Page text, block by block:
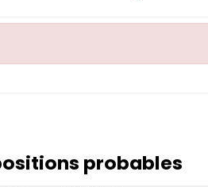
probables